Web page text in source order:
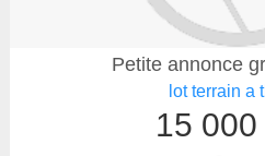
Petite annonce
lot terrain a
15